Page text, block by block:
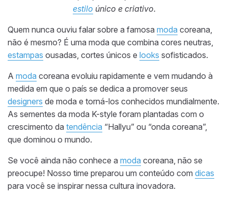
estilo único e criativo.
Quem nunca ouviu falar sobre a famosa moda coreana,
não é mesmo? É uma moda que combina cores neutras,
estampas ousadas, cortes únicos e looks sofisticados.
A moda coreana evoluiu rapidamente e vem mudando à
medida em que o país se dedica a promover seus
designers de moda e torná-los conhecidos mundialmente.
As sementes da moda K-style foram plantadas com o
crescimento da tendência “Hallyu” ou “onda coreana”,
que dominou o mundo.
Se você ainda não conhece a moda coreana, não se
preocupe! Nosso time preparou um conteúdo com dicas
para você se inspirar nessa cultura inovadora.